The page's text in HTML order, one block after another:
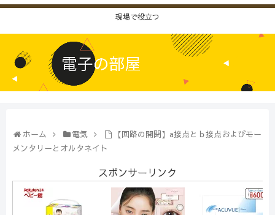
現場で役立つ
ホーム 電気
【回路の開閉】a接点とｂ接点およびモー
メンタリーとオルタネイト
スポンサーリンク